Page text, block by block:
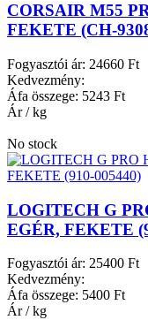
CORSAIR M55
FEKETE (CH-
Fogyasztói ár: 24660 Ft
Kedvezmény:
Áfa összege: 5243 Ft
Ár / kg
No stock
LOGITECH G
EGÉR, FEKETE
Fogyasztói ár: 25400 Ft
Kedvezmény:
Áfa összege: 5400 Ft
Ár / kg